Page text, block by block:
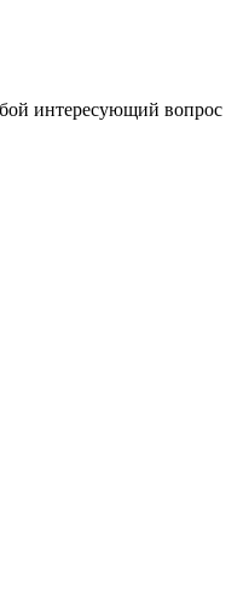
интересующий вопрос